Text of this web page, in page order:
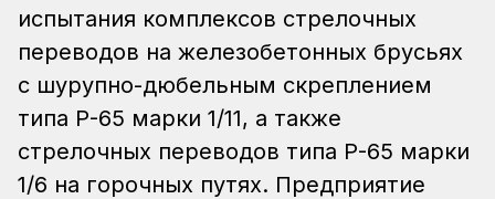
испытания комплексов стрелочных
переводов на железобетонных брусьях
с шурупно-дюбельным скреплением
типа Р-65 марки 1/11, а также
стрелочных переводов типа Р-65 марки
1/6 на горочных путях. Предприятие